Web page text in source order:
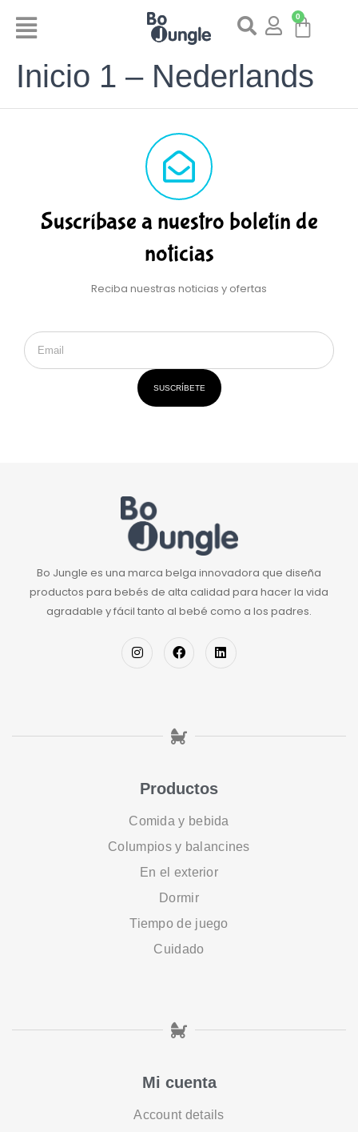
0
Inicio 1 – Nederlands
Suscríbase a nuestro boletín de
noticias
Reciba nuestras noticias y ofertas
SUSCRÍBETE
Bo Jungle es una marca belga innovadora que diseña
productos para bebés de alta calidad para hacer la vida
agradable y fácil tanto al bebé como a los padres.
Productos
Comida y bebida
Columpios y balancines
En el exterior
Dormir
Tiempo de juego
Cuidado
Mi cuenta
Account details